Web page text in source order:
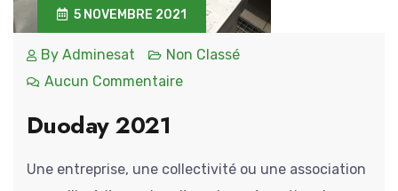
5 NOVEMBRE 2021
By Adminesat
Non Classé
Aucun Commentaire
Duoday 2021
Une entreprise, une collectivité ou une association